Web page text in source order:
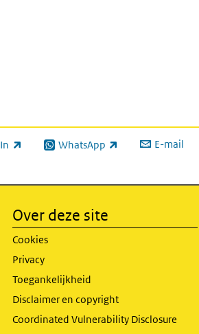
WhatsApp
(externe link) E-mail
Over deze site
Cookies
Privacy
Toegankelijkheid
Disclaimer en copyright
Coordinated Vulnerability Disclosure